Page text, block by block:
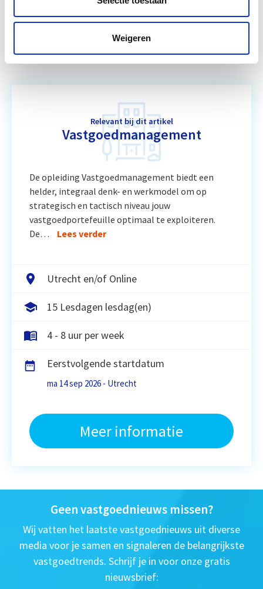
Weigeren
Relevant bij dit artikel
Vastgoedmanagement
De opleiding Vastgoedmanagement biedt een
helder, integraal denk- en werkmodel om op
strategisch en tactisch niveau jouw
vastgoedportefeuille optimaal te exploiteren.
De…
Lees verder
Utrecht en/of Online
15 Lesdagen lesdag(en)
4 - 8 uur per week
Eerstvolgende startdatum
ma 14 sep 2026 - Utrecht
Meer informatie
Geen vastgoednieuws missen?
Wij vatten het laatste vastgoednieuws uit diverse
media voor je samen en signaleren de belangrijkste
vastgoedtrends. Schrijf je in voor onze gratis
nieuwsbrief: